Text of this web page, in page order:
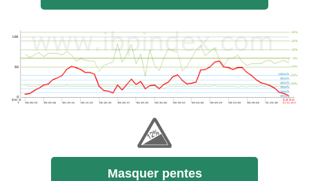
Masquer pentes